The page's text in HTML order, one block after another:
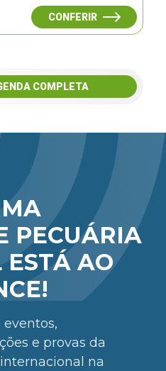
CONFERIR
COMPLETA
PECUÁRIA
ESTÁ AO
e provas da
na